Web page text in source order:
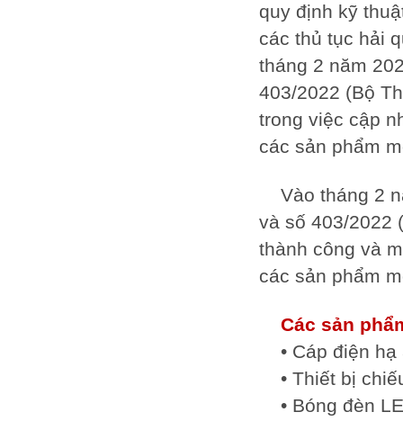
quy định kỹ
các thủ tục hải
tháng 2 năm
403/2022 (Bộ
trong việc cập
các sản phẩm
Vào tháng 2
và số 403/2022
thành công và
các sản phẩm
Các sản
• Cáp điện hạ
• Thiết bị
• Bóng đèn